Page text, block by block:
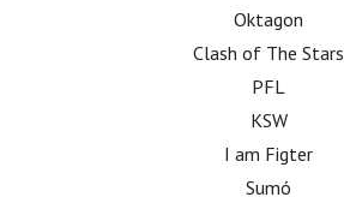
Oktagon
Clash of The Stars
PFL
KSW
I am Figter
Sumó